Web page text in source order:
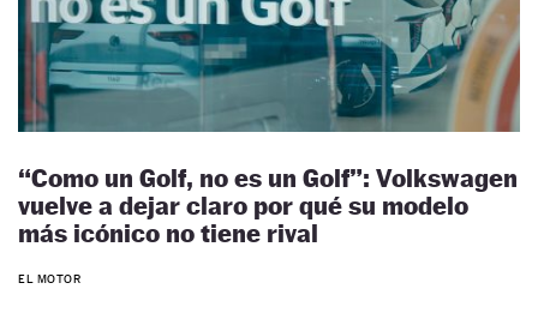
“Como un Golf, no es un Golf”: Volkswagen
vuelve a dejar claro por qué su modelo
más icónico no tiene rival
EL MOTOR